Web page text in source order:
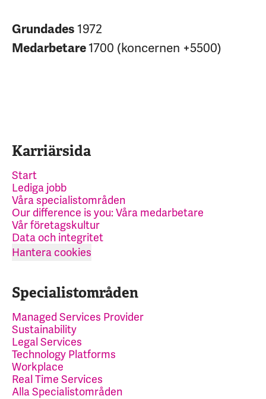
Grundades1972
Medarbetare1700 (koncernen +5500)
Karriärsida
Start
Lediga jobb
Våra specialistområden
Our difference is you: Våra medarbetare
Vår företagskultur
Data och integritet
Hantera cookies
Specialistområden
Managed Services Provider
Sustainability
Legal Services
Technology Platforms
Workplace
Real Time Services
Alla Specialistområden